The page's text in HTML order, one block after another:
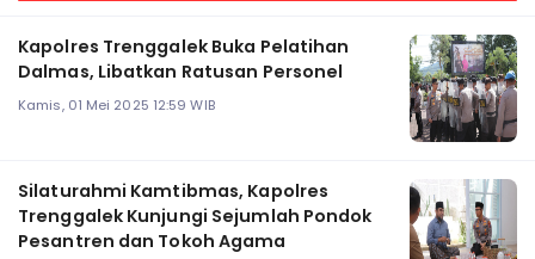
Kapolres Trenggalek Buka Pelatihan
Dalmas, Libatkan Ratusan Personel
Kamis, 01 Mei 2025 12:59 WIB
Silaturahmi Kamtibmas, Kapolres
Trenggalek Kunjungi Sejumlah Pondok
Pesantren dan Tokoh Agama